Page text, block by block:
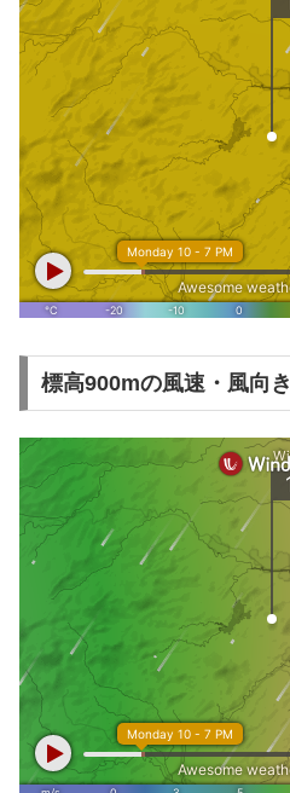
標高900mの風速・風向き